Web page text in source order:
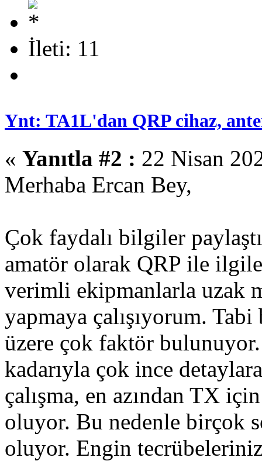
İleti: 11
Ynt: TA1L'dan QRP cihaz,
« Yanıtla #2 : 22 Nisan
Merhaba Ercan Bey,
Çok faydalı bilgiler
amatör olarak QRP ile
verimli ekipmanlarla uzak
yapmaya çalışıyorum.
üzere çok faktör bulunuyor.
kadarıyla çok ince
çalışma, en azından TX
oluyor. Bu nedenle birçok
oluyor. Engin